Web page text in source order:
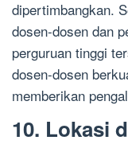
dipertimbangkan.
dosen-dosen dan
perguruan tinggi
dosen-dosen
memberikan
10. Lokasi